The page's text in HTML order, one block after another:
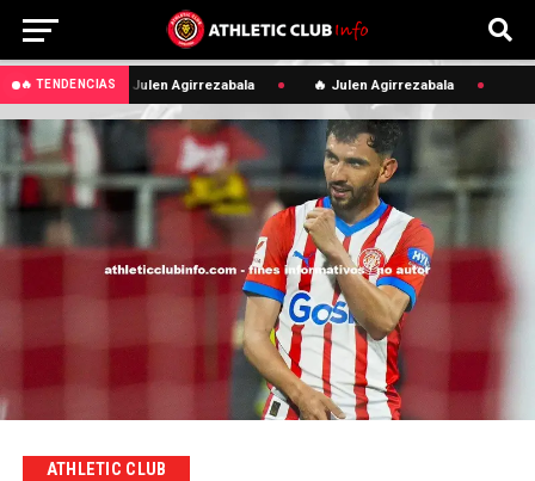
🔥 TENDENCIAS🔥 Julen Agirrezabala 🔥 Julen Agirrezabala
ATHLETIC CLUB